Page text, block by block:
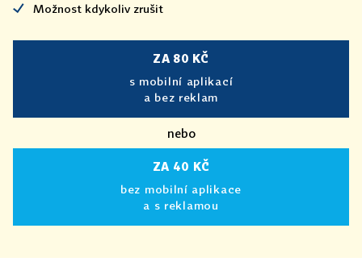
Možnost kdykoliv zrušit
ZA 80 KČ
s mobilní aplikací
a bez reklam
nebo
ZA 40 KČ
bez mobilní aplikace
a s reklamou